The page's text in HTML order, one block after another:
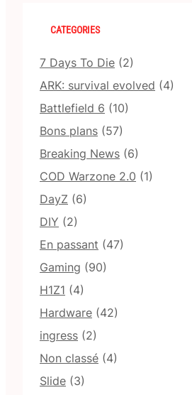
CATEGORIES
7 Days To Die (2)
ARK: survival evolved (4)
Battlefield 6 (10)
Bons plans (57)
Breaking News (6)
COD Warzone 2.0 (1)
DayZ (6)
DIY (2)
En passant (47)
Gaming (90)
H1Z1 (4)
Hardware (42)
ingress (2)
Non classé (4)
Slide (3)